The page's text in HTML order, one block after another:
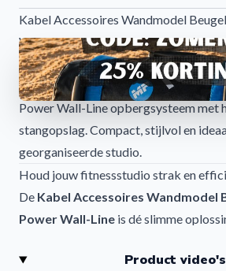
Kabel Accessoires Wandmodel
Wall-Line Opbergsysteem voor een
Fitnessruimte
Kabel accessoires wandmodel beugel
Power Wall-Line opbergsysteem met
stangopslag. Compact, stijlvol en
georganiseerde studio.
Houd jouw fitnessstudio strak en
De Kabel Accessoires Wandmodel
Power Wall-Line is dé slimme
wandrek is speciaal ontworpen om
Product video's